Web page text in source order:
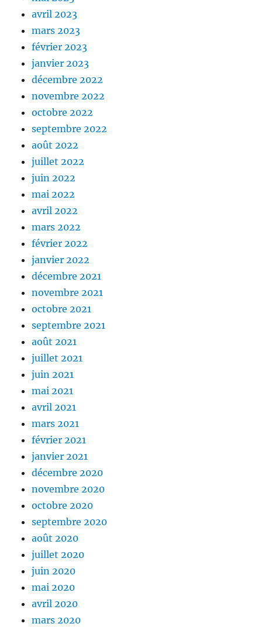
avril 2023
mars 2023
février 2023
janvier 2023
décembre 2022
novembre 2022
octobre 2022
septembre 2022
août 2022
juillet 2022
juin 2022
mai 2022
avril 2022
mars 2022
février 2022
janvier 2022
décembre 2021
novembre 2021
octobre 2021
septembre 2021
août 2021
juillet 2021
juin 2021
mai 2021
avril 2021
mars 2021
février 2021
janvier 2021
décembre 2020
novembre 2020
octobre 2020
septembre 2020
août 2020
juillet 2020
juin 2020
mai 2020
avril 2020
mars 2020